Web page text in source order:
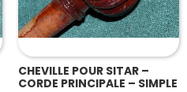
CHEVILLE POUR SITAR –
CORDE PRINCIPALE – SIMPLE